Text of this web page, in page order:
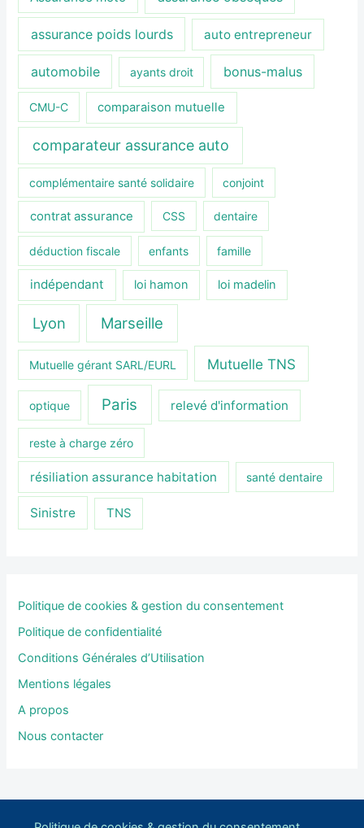
assurance poids lourds auto entrepreneur
automobile ayants droit bonus-malus
CMU-C comparaison mutuelle
comparateur assurance auto
complémentaire santé solidaire conjoint
contrat assurance CSS dentaire
déduction fiscale enfants famille
indépendant loi hamon loi madelin
Lyon Marseille
Mutuelle gérant SARL/EURL Mutuelle TNS
optique Paris relevé d'information
reste à charge zéro
résiliation assurance habitation santé dentaire
Sinistre TNS
Politique de cookies & gestion du consentement
Politique de confidentialité
Conditions Générales d’Utilisation
Mentions légales
A propos
Nous contacter